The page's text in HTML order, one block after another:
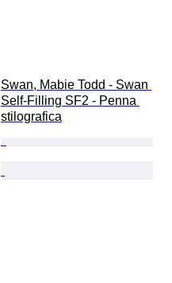
Swan, Mabie Todd - Swan
Self-Filling SF2 - Penna
stilografica